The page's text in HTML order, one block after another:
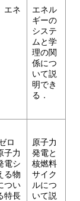
エネ
エネル
ギーの
システ
ムと学
理の関
係につ
いて説
明でき
る．
ロ
子力
電シ
る物
つい
特長
原子力
発電と
核燃料
サイク
ルにつ
いて説